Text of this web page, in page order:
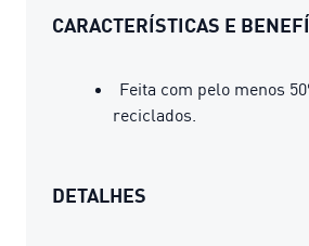
CARACTERÍSTICAS E
Feita com pelo menos
reciclados.
DETALHES